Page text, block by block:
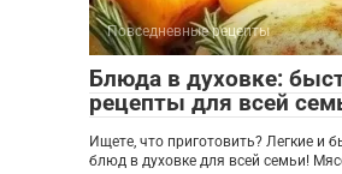
Повседневные рецепты
Блюда в духовке:
рецепты для всей
Ищете, что приготовить? Легкие и
блюд в духовке для всей семьи!